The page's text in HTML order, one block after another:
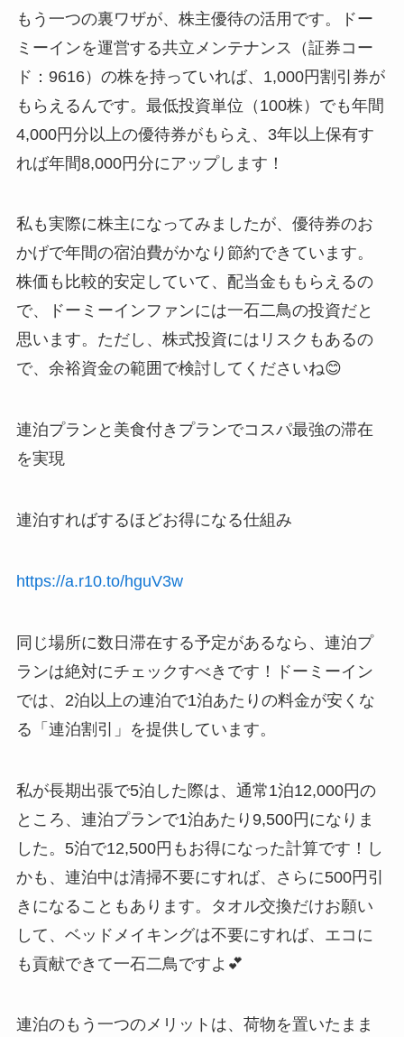
もう一つの裏ワザが、株主優待の活用です。ドー
ミーインを運営する共立メンテナンス（証券コー
ド：9616）の株を持っていれば、1,000円割引券が
もらえるんです。最低投資単位（100株）でも年間
4,000円分以上の優待券がもらえ、3年以上保有す
れば年間8,000円分にアップします！
私も実際に株主になってみましたが、優待券のお
かげで年間の宿泊費がかなり節約できています。
株価も比較的安定していて、配当金ももらえるの
で、ドーミーインファンには一石二鳥の投資だと
思います。ただし、株式投資にはリスクもあるの
で、余裕資金の範囲で検討してくださいね😊
連泊プランと美食付きプランでコスパ最強の滞在
を実現
連泊すればするほどお得になる仕組み
https://a.r10.to/hguV3w
同じ場所に数日滞在する予定があるなら、連泊プ
ランは絶対にチェックすべきです！ドーミーイン
では、2泊以上の連泊で1泊あたりの料金が安くな
る「連泊割引」を提供しています。
私が長期出張で5泊した際は、通常1泊12,000円の
ところ、連泊プランで1泊あたり9,500円になりま
した。5泊で12,500円もお得になった計算です！し
かも、連泊中は清掃不要にすれば、さらに500円引
きになることもあります。タオル交換だけお願い
して、ベッドメイキングは不要にすれば、エコに
も貢献できて一石二鳥ですよ💕
連泊のもう一つのメリットは、荷物を置いたまま